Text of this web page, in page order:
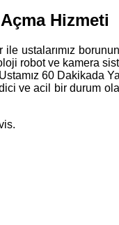
Hizmeti
ile ustalarımız
robot ve kamera
60 Dakikada
ve acil bir durum